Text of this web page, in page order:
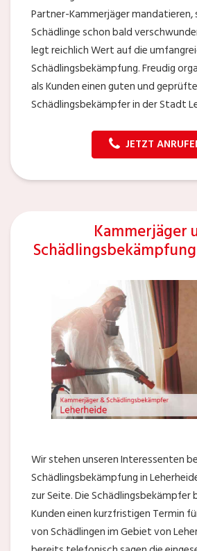
Partner-Kammerjäger mandatieren,
Schädlinge schon bald
legt reichlich Wert auf die
Schädlingsbekämpfung. Freudig
als Kunden einen guten und
Schädlingsbekämpfer in der Stadt
JETZT
Kammerjäger
Wir stehen unseren Interessenten
Schädlingsbekämpfung in
zur Seite. Die Schädlingsbekämpfer
Kunden einen kurzfristigen Termin
von Schädlingen im Gebiet von